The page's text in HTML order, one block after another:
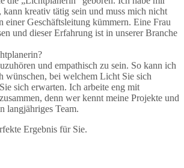
kreativ tätig sein und muss mich nicht
einer Geschäftsleitung kümmern. Eine Frau
und dieser Erfahrung ist in unserer Branche
und empathisch zu sein. So kann ich
wünschen, bei welchem Licht Sie sich
sich erwarten. Ich arbeite eng mit
denn wer kennt meine Projekte und
langjähriges Team.
Ergebnis für Sie.